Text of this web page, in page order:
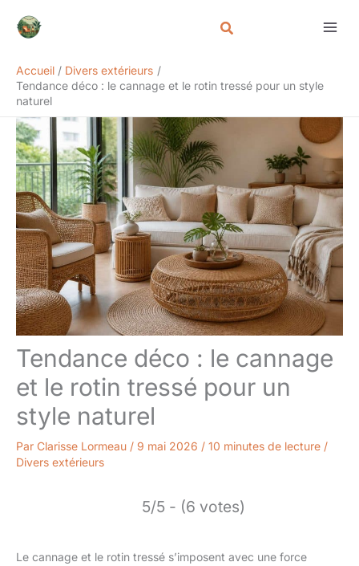
Accueil
Divers extérieurs
Tendance déco : le cannage et le rotin tressé pour un style
naturel
Tendance déco : le cannage
et le rotin tressé pour un
style naturel
Par Clarisse Lormeau / 9 mai 2026 / 10 minutes de lecture /
Divers extérieurs
5/5 - (6 votes)
Le cannage et le rotin tressé s’imposent avec une force